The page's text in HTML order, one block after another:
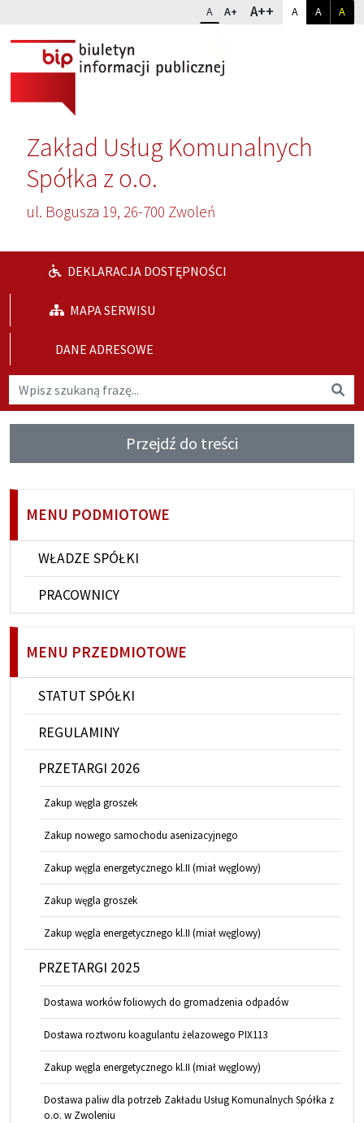
Zmień rozmiar czcionki
A rozmiar standardowy
A+ rozmiar powiększony
A++rozmiar
Dopasuj
A kontrast
A A
Zakład Usług Komunalnych
Spółka z o.o.
ul. Bogusza 19, 26-700 Zwoleń
DEKLARACJA DOSTĘPNOŚCI
MAPA SERWISU
DANE ADRESOWE
Wyszukaj na stronie
Przejdź do treści
MENU PODMIOTOWE
WŁADZE SPÓŁKI
PRACOWNICY
MENU PRZEDMIOTOWE
STATUT SPÓŁKI
REGULAMINY
PRZETARGI 2026
Zakup węgla groszek
Zakup nowego samochodu asenizacyjnego
Zakup węgla energetycznego kl.II (miał węglowy)
Zakup węgla groszek
Zakup węgla energetycznego kl.II (miał węglowy)
PRZETARGI 2025
Dostawa worków foliowych do gromadzenia odpadów
Dostawa roztworu koagulantu żelazowego PIX113
Zakup węgla energetycznego kl.II (miał węglowy)
Dostawa paliw dla potrzeb Zakładu Usług Komunalnych Spółka z
o.o. w Zwoleniu